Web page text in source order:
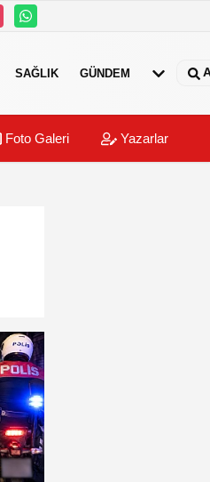
SAĞLIK GÜNDEM
Foto Galeri Yazarlar